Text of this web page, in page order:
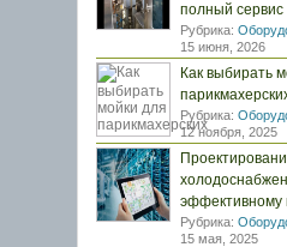
полный сервис
Рубрика:
15 июня, 2026
Как выбирать
Рубрика:
12 ноября, 2025
эффективному
Рубрика:
15 мая, 2025